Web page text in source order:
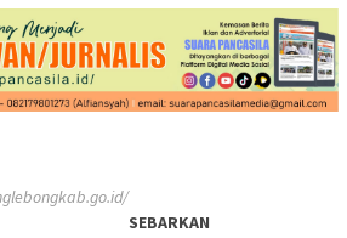
SEBARKAN